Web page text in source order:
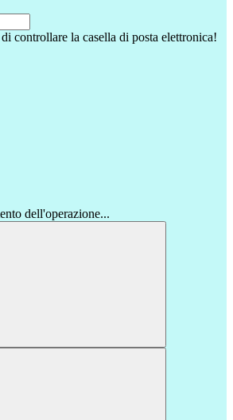
controllare la casella di posta elettronica!
dell'operazione...